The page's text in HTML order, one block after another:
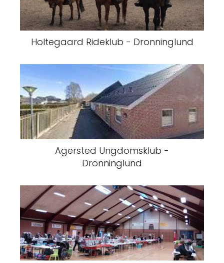
Holtegaard Rideklub - Dronninglund
Agersted Ungdomsklub -
Dronninglund